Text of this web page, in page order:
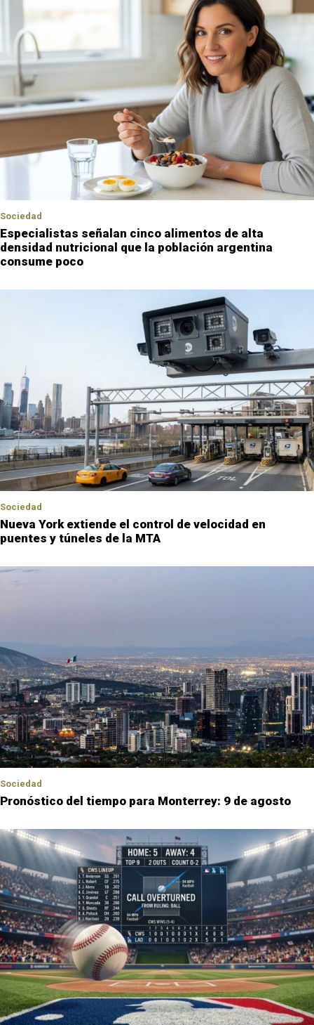
Sociedad
Especialistas señalan cinco alimentos de alta
densidad nutricional que la población argentina
consume poco
Sociedad
Nueva York extiende el control de velocidad en
puentes y túneles de la MTA
Sociedad
Pronóstico del tiempo para Monterrey: 9 de agosto